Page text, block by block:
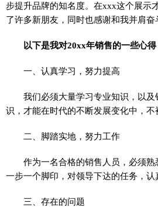
步提升品牌的知名度。在xxx这个展示
了许多新朋友，同时也感谢和我并肩奋
以下是我对20xx年销售的一些心得
一、认真学习，努力提高
我们必须大量学习专业知识，以
识，才能在时代的不断发展变化中，不
二、脚踏实地，努力工作
作为一名合格的销售人员，必须熟
一步一个脚印，对领导下达的任务，认
三、存在的问题